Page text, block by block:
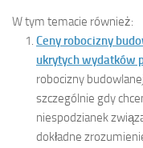
W tym temacie również:
Ceny robocizny
ukrytych wydatków
robocizny
szczególnie gdy
niespodzianek
dokładne